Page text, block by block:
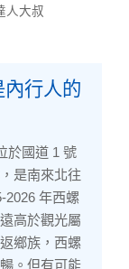
人大叔
行人的
於國道 1 號
是南來北往
2026 年西螺
遠高於觀光屬
鄉族，西螺
。但有可能